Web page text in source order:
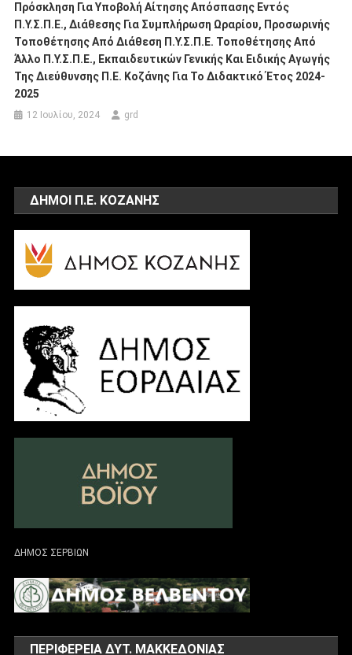
Πρόσκληση Για Υποβολή Αίτησης Απόσπασης Εντός
Π.Υ.Σ.Π.Ε., Διάθεσης Για Συμπλήρωση Ωραρίου, Προσωρινής
Τοποθέτησης Από Διάθεση Π.Υ.Σ.Π.Ε. Τοποθέτησης Από
Άλλο Π.Υ.Σ.Π.Ε., Εκπαιδευτικών Γενικής Και Ειδικής Αγωγής
Της Διεύθυνσης Π.Ε. Κοζάνης Για Το Διδακτικό Έτος 2024-
2025
12 Ιουλίου, 2024 grd
ΔΗΜΟΙ Π.Ε. ΚΟΖΑΝΗΣ
ΔΗΜΟΣ ΣΕΡΒΙΩΝ
ΠΕΡΙΦΕΡΕΙΑ ΔΥΤ. ΜΑΚΚΕΔΟΝΙΑΣ